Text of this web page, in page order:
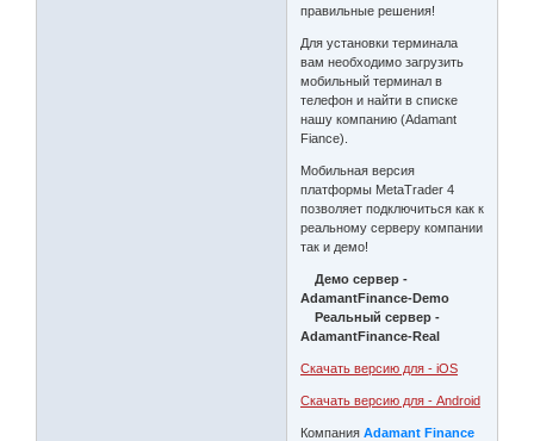
правильные решения!
Для установки терминала
вам необходимо загрузить
мобильный терминал в
телефон и найти в списке
нашу компанию (Adamant
Fiance).
Мобильная версия
платформы MetaTrader 4
позволяет подключиться как к
реальному серверу компании
так и демо!
Демо сервер -
AdamantFinance-Demo
Реальный сервер -
AdamantFinance-Real
Скачать версию для - iOS
Скачать версию для - Android
КомпанияAdamant Finance